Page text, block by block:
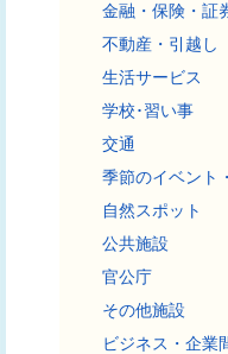
金融・保険・証
不動産・引越し
生活サービス
学校･習い事
交通
季節のイベント
自然スポット
公共施設
官公庁
その他施設
ビジネス・企業